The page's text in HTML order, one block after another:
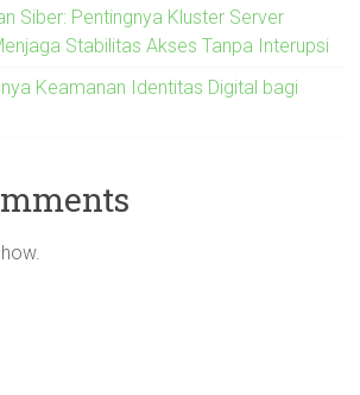
Siber: Pentingnya Kluster Server
Stabilitas Akses Tanpa Interupsi
Keamanan Identitas Digital bagi